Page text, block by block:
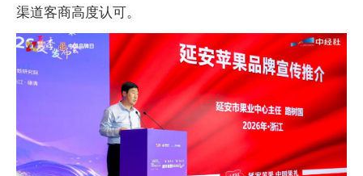
渠道客商高度认可。